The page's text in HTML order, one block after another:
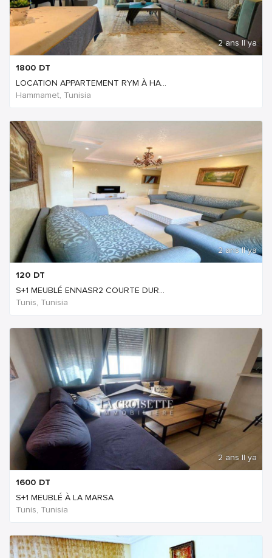
2 ans Il ya
1800 DT
LOCATION APPARTEMENT RYM À HA...
Hammamet, Tunisia
2 ans Il ya
120 DT
S+1 MEUBLÉ ENNASR2 COURTE DUR...
Tunis, Tunisia
2 ans Il ya
1600 DT
S+1 MEUBLÉ À LA MARSA
Tunis, Tunisia